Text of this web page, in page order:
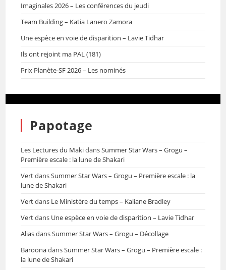
Imaginales 2026 – Les conférences du jeudi
Team Building – Katia Lanero Zamora
Une espèce en voie de disparition – Lavie Tidhar
Ils ont rejoint ma PAL (181)
Prix Planète-SF 2026 – Les nominés
Papotage
Les Lectures du MakidansSummer Star Wars – Grogu –
Première escale : la lune de Shakari
VertdansSummer Star Wars – Grogu – Première escale : la
lune de Shakari
Vertdans Le Ministère du temps – Kaliane Bradley
Vertdans Une espèce en voie de disparition – Lavie Tidhar
AliasdansSummer Star Wars – Grogu – Décollage
BaroonadansSummer Star Wars – Grogu – Première escale :
la lune de Shakari